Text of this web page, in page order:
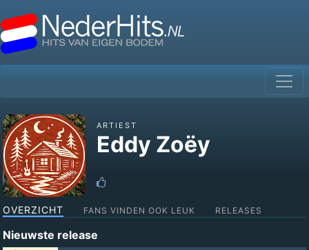
ARTIEST
Eddy Zoëy
OVERZICHT FANS VINDEN OOK LEUK RELEASES
Nieuwste release